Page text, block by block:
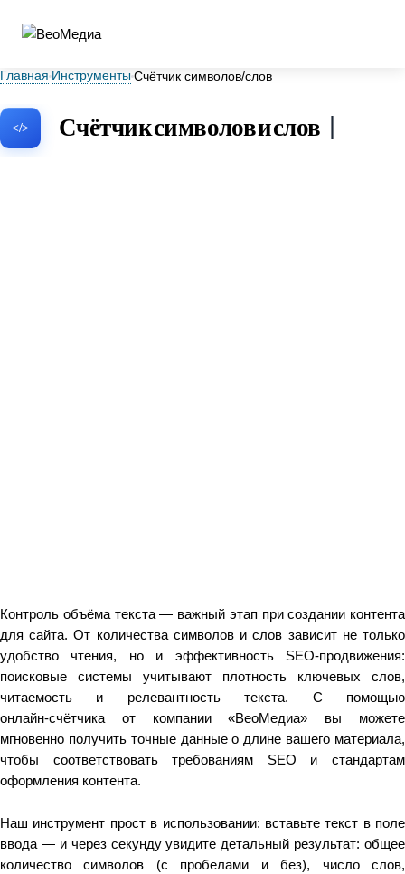
Главная Инструменты Счётчик символов/слов
Счётчик символов и слов
Контроль объёма текста — важный этап при создании контента
для сайта. От количества символов и слов зависит не только
удобство чтения, но и эффективность SEO‑продвижения:
поисковые системы учитывают плотность ключевых слов,
читаемость и релевантность текста. С помощью
онлайн‑счётчика от компании «ВеоМедиа» вы можете
мгновенно получить точные данные о длине вашего материала,
чтобы соответствовать требованиям SEO и стандартам
оформления контента.
Наш инструмент прост в использовании: вставьте текст в поле
ввода — и через секунду увидите детальный результат: общее
количество символов (с пробелами и без), число слов,